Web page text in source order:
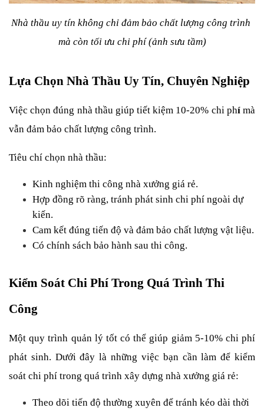
Nhà thầu uy tín không chỉ đảm bảo chất lượng công trình
mà còn tối ưu chi phí (ảnh sưu tầm)
Lựa Chọn Nhà Thầu Uy Tín, Chuyên Nghiệp
Việc chọn đúng nhà thầu giúp tiết kiệm 10-20% chi phí mà
vẫn đảm bảo chất lượng công trình.
Tiêu chí chọn nhà thầu:
Kinh nghiệm thi công nhà xưởng giá rẻ.
Hợp đồng rõ ràng, tránh phát sinh chi phí ngoài dự
kiến.
Cam kết đúng tiến độ và đảm bảo chất lượng vật liệu.
Có chính sách bảo hành sau thi công.
Kiểm Soát Chi Phí Trong Quá Trình Thi
Công
Một quy trình quản lý tốt có thể giúp giảm 5-10% chi phí
phát sinh. Dưới đây là những việc bạn cần làm để kiểm
soát chi phí trong quá trình xây dựng nhà xưởng giá rẻ:
Theo dõi tiến độ thường xuyên để tránh kéo dài thời